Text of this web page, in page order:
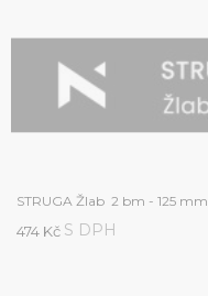
STRUGA Žlab 2 bm - 125 mm
474 Kč S DPH